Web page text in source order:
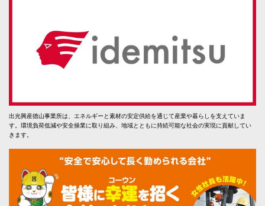
出光興産徳山事業所は、エネルギーと素材の安定供給を通じて産業や暮らしを支えていま
す。環境負荷低減や安全操業に取り組み、地域とともに持続可能な社会の実現に貢献してい
きます。